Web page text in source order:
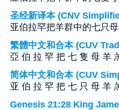
圣经新译本 (CNV
亚伯拉罕把羊群中的七只
繁體中文和合本 (CUV
亞 伯 拉 罕 把 七 隻 母 羊
简体中文和合本 (CUV
亚 伯 拉 罕 把 七 只 母 羊
Genesis 21:28 King